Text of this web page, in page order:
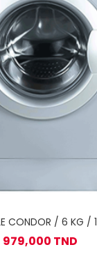
CONDOR / 6 KG
WF6-A12G
979,000 TND